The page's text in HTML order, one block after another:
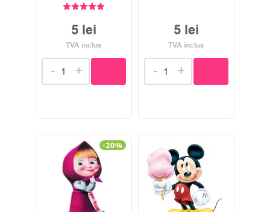
5 lei
TVA inclus
- +
5 lei
TVA inclus
- +
-20%